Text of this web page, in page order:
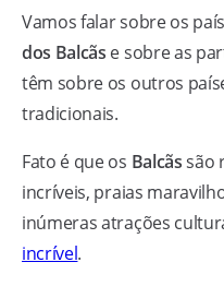
Vamos falar sobre os
dos Balcãs e sobre as
têm sobre os outros
tradicionais.
Fato é que os Balcãssão
incríveis, praias
inúmeras atrações
incrível.